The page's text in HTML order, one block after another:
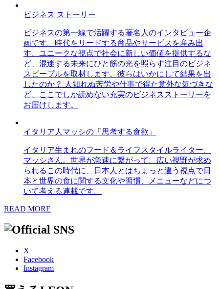
ビジネス ストーリー
ビジネスの第一線で活躍する著名人のインタビュー企
画です。時代をリードする商品やサービスを産み出
す、ユニークな視点で社会に新しい価値を提供するな
ど、混迷する未来にひと筋の光を照らす注目のビジネ
スピープルを取材します。彼らはいかにして結果を出
したのか？ 人知れぬ苦労や仕事で得た意外な気づきな
ど、ここでしか読めない充実のビジネスストーリーを
お届けします。
イタリア人マッシの「思考する食欲」
イタリア生まれのフード＆ライフスタイルライター、
マッシさん。世界が急速に繋がって、広い視野が求め
られるこの時代に、日本人とはちょっと違う視点で日
本と世界の食に関する文化や習慣、メニューなどにつ
いて考える連載です。
READ MORE
X
Facebook
Instagram